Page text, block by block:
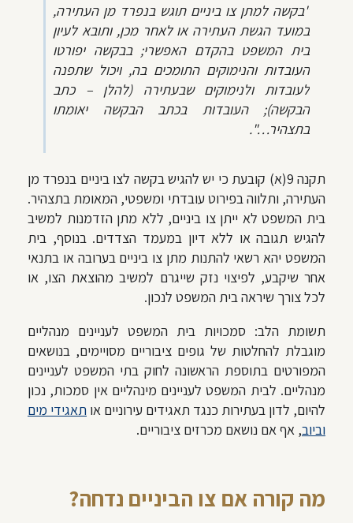
"בקשה למתן צו ביניים תוגש בנפרד מן העתירה,
במועד הגשת העתירה או לאחר מכן, ותובא לעיון
בית המשפט בהקדם האפשרי; בבקשה יפורטו
העובדות והנימוקים התומכים בה, ויכול שתפנה
לעובדות ולנימוקים שבעתירה (להלן – כתב
הבקשה); העובדות בכתב הבקשה יאומתו
בתצהיר…".
תקנה 9(א) קובעת כי יש להגיש בקשה לצו ביניים בנפרד מן
העתירה, ותלווה בפירוט עובדתי ומשפטי, המאומת בתצהיר.
בית המשפט לא ייתן צו ביניים, ללא מתן הזדמנות למשיב
להגיש תגובה או ללא דיון במעמד הצדדים. בנוסף, בית
המשפט יהא רשאי להתנות מתן צו ביניים בערובה או בתנאי
אחר שיקבע, לפיצוי נזק שייגרם למשיב מהוצאת הצו, או
לכל צורך שיראה בית המשפט לנכון.
תשומת הלב: סמכויות בית המשפט לעניינים מנהליים
מוגבלת להחלטות של גופים ציבוריים מסויימים, בנושאים
המפורטים בתוספת הראשונה לחוק בתי המשפט לעניינים
מנהליים. לבית המשפט לעניינים מינהליים אין סמכות, נכון
להיום, לדון בעתירות כנגד תאגידים עירוניים או תאגידי מים
וביוב, אף אם נושאם מכרזים ציבוריים.
מה קורה אם צו הביניים נדחה?